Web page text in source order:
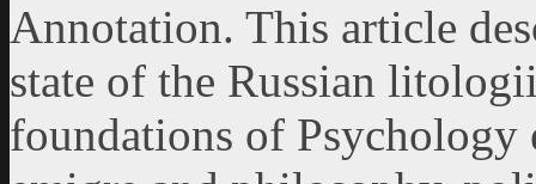
Annotation. This article
state of the Russian
foundations of